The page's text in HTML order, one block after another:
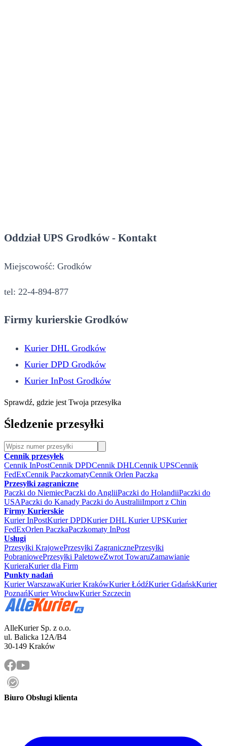
Oddział UPS Grodków - Kontakt
Miejscowość: Grodków
tel: 22-4-894-877
Firmy kurierskie Grodków
Kurier DHL Grodków
Kurier DPD Grodków
Kurier InPost Grodków
Sprawdź, gdzie jest Twoja przesyłka
Śledzenie przesyłki
Cennik przesyłek
Cennik InPostCennik DPDCennik DHLCennik UPSCennik
FedExCennik PaczkomatyCennik Orlen Paczka
Przesyłki zagraniczne
Paczki do NiemiecPaczki do AngliiPaczki do HolandiiPaczki do
USAPaczki do Kanady Paczki do AustraliiImport z Chin
Firmy Kurierskie
Kurier InPostKurier DPDKurier DHL Kurier UPSKurier
FedExOrlen PaczkaPaczkomaty InPost
Usługi
Przesyłki KrajowePrzesyłki ZagranicznePrzesyłki
PobraniowePrzesyłki PaletoweZwrot TowaruZamawianie
KurieraKurier dla Firm
Punkty nadań
Kurier WarszawaKurier KrakówKurier ŁódźKurier GdańskKurier
PoznańKurier WrocławKurier Szczecin
AlleKurier Sp. z o.o.
ul. Balicka 12A/B4
30-149 Kraków
Biuro Obsługi klienta